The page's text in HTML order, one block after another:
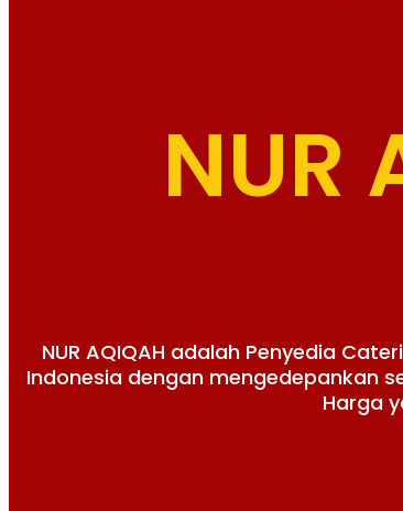
NUR
NUR AQIQAH adalah Penyedia
Indonesia dengan mengedepankan
Harga